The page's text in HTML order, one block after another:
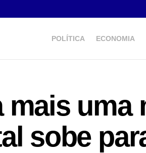
POLÍTICA ECONOMIA
uma
sobe